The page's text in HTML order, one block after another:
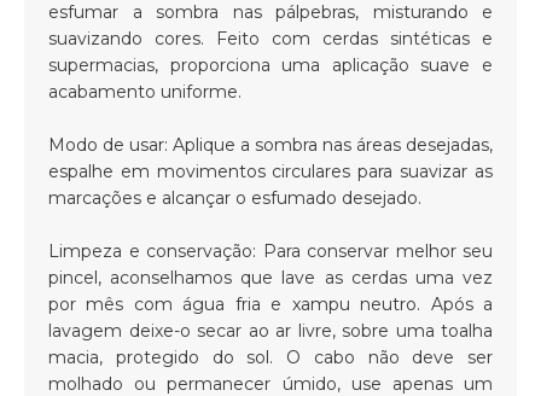
esfumar a sombra nas pálpebras, misturando e
suavizando cores. Feito com cerdas sintéticas e
supermacias, proporciona uma aplicação suave e
acabamento uniforme.
Modo de usar: Aplique a sombra nas áreas desejadas,
espalhe em movimentos circulares para suavizar as
marcações e alcançar o esfumado desejado.
Limpeza e conservação: Para conservar melhor seu
pincel, aconselhamos que lave as cerdas uma vez
por mês com água fria e xampu neutro. Após a
lavagem deixe-o secar ao ar livre, sobre uma toalha
macia, protegido do sol. O cabo não deve ser
molhado ou permanecer úmido, use apenas um